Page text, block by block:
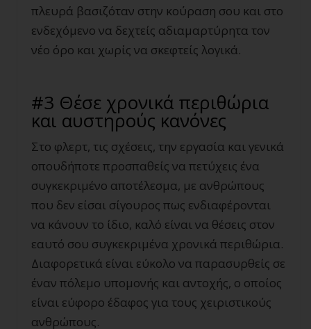
πλευρά βασιζόταν στην κούραση σου και στο
ενδεχόμενο να δεχτείς αδιαμαρτύρητα τον
νέο όρο και χωρίς να σκεφτείς λογικά.
#3 Θέσε χρονικά περιθώρια
και αυστηρούς κανόνες
Στο φλερτ, τις σχέσεις, την εργασία και γενικά
οπουδήποτε προσπαθείς να πετύχεις ένα
συγκεκριμένο αποτέλεσμα, με ανθρώπους
που δεν είσαι σίγουρος πως ενδιαφέρονται
να κάνουν το ίδιο, καλό είναι να θέσεις στον
εαυτό σου συγκεκριμένα χρονικά περιθώρια.
Διαφορετικά είναι εύκολο να παρασυρθείς σε
έναν πόλεμο υπομονής και αντοχής, ο οποίος
είναι εύφορο έδαφος για τους χειριστικούς
ανθρώπους.